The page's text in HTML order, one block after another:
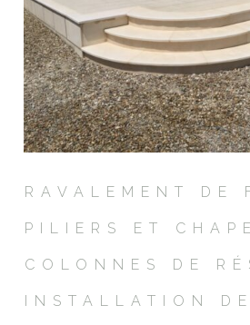
RAVALEMENT DE
PILIERS ET
COLONNES DE
INSTALLATION